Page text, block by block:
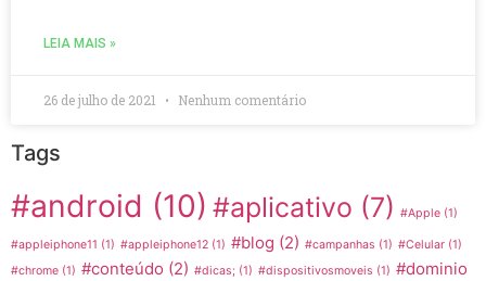
LEIA MAIS »
26 de julho de 2021 Nenhum comentário
Tags
#android (10) #aplicativo (7) #Apple (1)
#appleiphone11 (1) #appleiphone12 (1) #blog (2) #campanhas (1) #Celular (1)
#chrome (1) #conteúdo (2) #dicas; (1) #dispositivosmoveis (1) #dominio